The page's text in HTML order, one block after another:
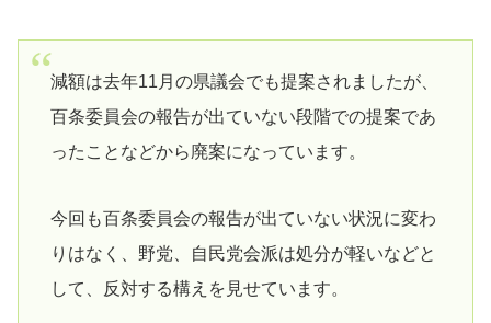
減額は去年11月の県議会でも提案されましたが、
百条委員会の報告が出ていない段階での提案であ
ったことなどから廃案になっています。
今回も百条委員会の報告が出ていない状況に変わ
りはなく、野党、自民党会派は処分が軽いなどと
して、反対する構えを見せています。